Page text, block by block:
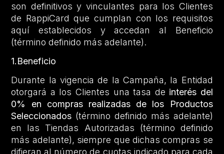
son definitivos y vinculantes para los Clientes
de RappiCard que cumplan con los requisitos
aquí establecidos y accedan al Beneficio
(término definido más adelante).
1.Beneficio
Durante la vigencia de la Campaña, la Entidad
otorgará a los Clientes una tasa de interés del
0% en compras realizadas de los Productos
Seleccionados (término definido más adelante)
en las Tiendas Autorizadas (término definido
más adelante), siempre que dichas compras se